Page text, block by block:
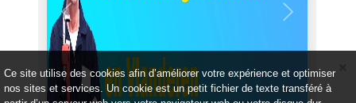
Précédent Suivant
Ce site utilise des cookies afin d’améliorer votre expérience et optimiser
nos sites et services. Un cookie est un petit fichier de texte transféré à